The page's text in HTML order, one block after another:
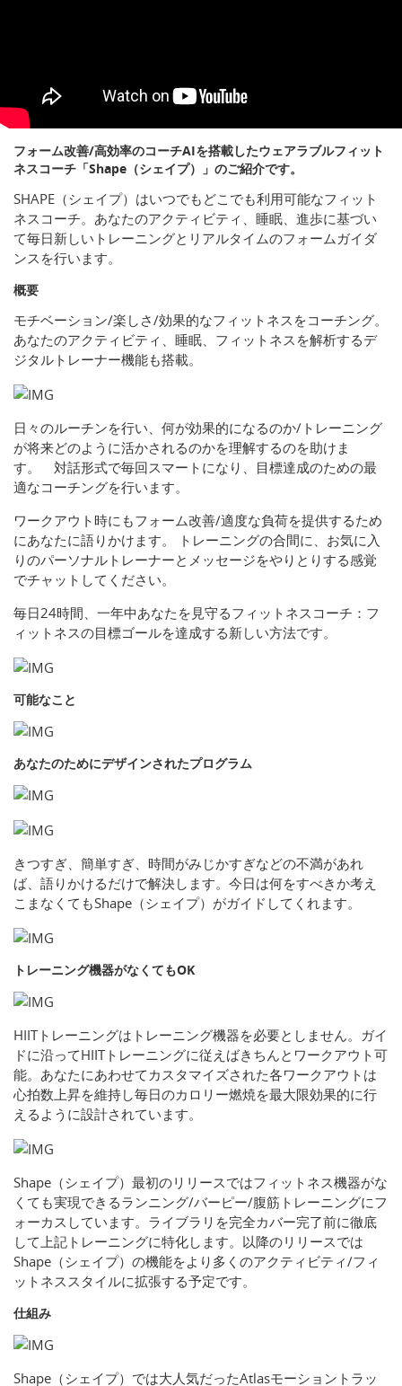
フォーム改善/高効率のコーチAIを搭載したウェアラブルフィット
ネスコーチ「Shape（シェイプ）」のご紹介です。
SHAPE（シェイプ）はいつでもどこでも利用可能なフィット
ネスコーチ。あなたのアクティビティ、睡眠、進歩に基づい
て毎日新しいトレーニングとリアルタイムのフォームガイダ
ンスを行います。
概要
モチベーション/楽しさ/効果的なフィットネスをコーチング。
あなたのアクティビティ、睡眠、フィットネスを解析するデ
ジタルトレーナー機能も搭載。
日々のルーチンを行い、何が効果的になるのか/トレーニング
が将来どのように活かされるのかを理解するのを助けま
す。 対話形式で毎回スマートになり、目標達成のための最
適なコーチングを行います。
ワークアウト時にもフォーム改善/適度な負荷を提供するため
にあなたに語りかけます。 トレーニングの合間に、お気に入
りのパーソナルトレーナーとメッセージをやりとりする感覚
でチャットしてください。
毎日24時間、一年中あなたを見守るフィットネスコーチ：フ
ィットネスの目標ゴールを達成する新しい方法です。
可能なこと
あなたのためにデザインされたプログラム
きつすぎ、簡単すぎ、時間がみじかすぎなどの不満があれ
ば、語りかけるだけで解決します。今日は何をすべきか考え
こまなくてもShape（シェイプ）がガイドしてくれます。
トレーニング機器がなくてもOK
HIITトレーニングはトレーニング機器を必要としません。ガイ
ドに沿ってHIITトレーニングに従えばきちんとワークアウト可
能。あなたにあわせてカスタマイズされた各ワークアウトは
心拍数上昇を維持し毎日のカロリー燃焼を最大限効果的に行
えるように設計されています。
Shape（シェイプ）最初のリリースではフィットネス機器がな
くても実現できるランニング/バーピー/腹筋トレーニングにフ
ォーカスしています。ライブラリを完全カバー完了前に徹底
して上記トレーニングに特化します。以降のリリースでは
Shape（シェイプ）の機能をより多くのアクティビティ/フィ
ットネススタイルに拡張する予定です。
仕組み
Shape（シェイプ）では大人気だったAtlasモーショントラッ